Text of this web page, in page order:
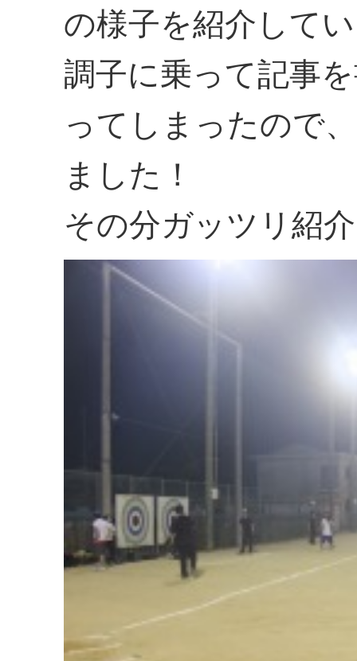
の様子を紹介して
調子に乗って記事
ってしまったので
ました！
その分ガッツリ紹